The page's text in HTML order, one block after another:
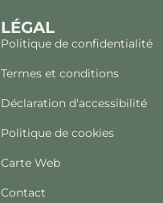
LÉGAL
Politique de confidentialité
Termes et conditions
Déclaration d'accessibilité
Politique de cookies
Carte Web
Contact